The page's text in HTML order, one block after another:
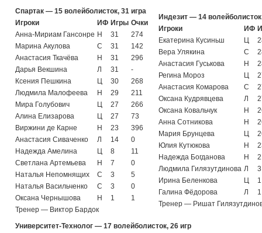
Спартак — 15 волейболисток, 31 игра
Игроки
ИФ Игры Очки
Анна-Мириам Гансонре Н 31
274
Марина Акулова
С 31
142
Анастасия Ткачёва
Н 31
296
Дарья Векшина
Л 31
-
Ксения Пешкина
Ц 30
268
Людмила Малофеева
Н 29
211
Мира Голубович
Ц 27
266
Алина Елизарова
Ц 27
73
Виржини де Карне
Н 23
396
Анастасия Сиваченко
Л 14
0
Надежда Амелина
Ц 8
11
Светлана Артемьева
Н 7
0
Наталья Непомнящих
С 3
5
Наталья Васильченко
С 3
0
Оксана Чернышова
Н 1
1
Тренер — Виктор Бардок
Индезит — 14
Игроки
ИФ
Екатерина Кусиньш
Ц
Вера Улякина
С
Анастасия Гуськова
Н
Регина Мороз
Ц
Анастасия Комарова
С
Оксана Кудрявцева
Л
Оксана Ковальчук
Н
Анна Сотникова
Н
Мария Брунцева
Ц
Юлия Кутюкова
Н
Надежда Богданова
Н
Людмила Гилязутдинова Л
3
Ирина Беленкова
Ц
1
Галина Фёдорова
Л
1
Тренер — Ришат
Университет-Технолог — 17 волейболисток, 26 игр